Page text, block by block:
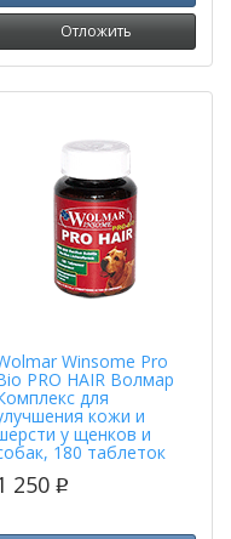
Отложить
Winsome Pro
PRO HAIR Волмар
для
кожи и
у щенков и
180 таблеток
250 p